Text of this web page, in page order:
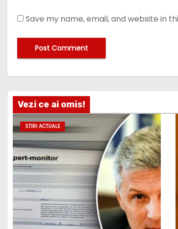
Save my name, email, and website in
Vezi ce ai omis!
STIRI ACTUALE